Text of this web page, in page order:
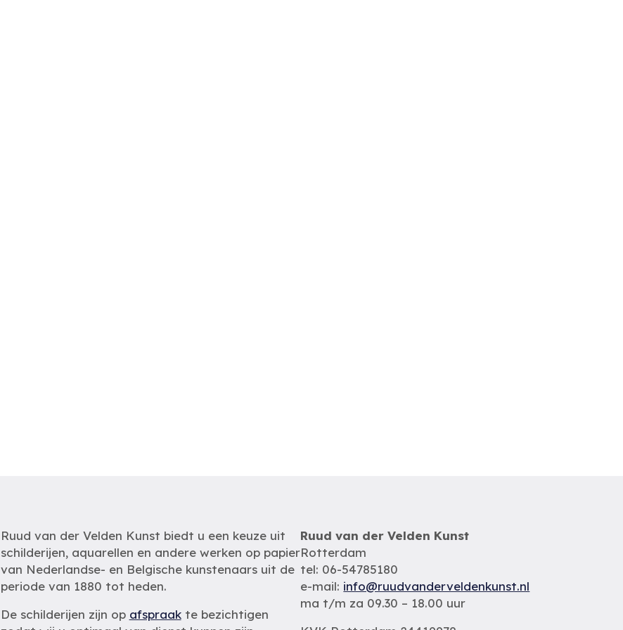
Ruud van der Velden Kunst biedt u een keuze uit
schilderijen, aquarellen en andere werken op papier
van Nederlandse- en Belgische kunstenaars uit de
periode van 1880 tot heden.
De schilderijen zijn op afspraakte bezichtigen
Ruud van der Velden Kunst
Rotterdam
tel: 06-54785180
e-mail: info@ruudvanderveldenkunst.nl
ma t/m za 09.30 – 18.00 uur